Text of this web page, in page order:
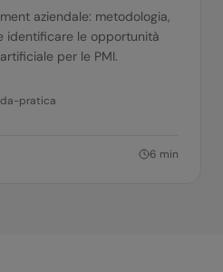
aziendale: metodologia,
identificare le opportunità
per le PMI.
pratica
6 min